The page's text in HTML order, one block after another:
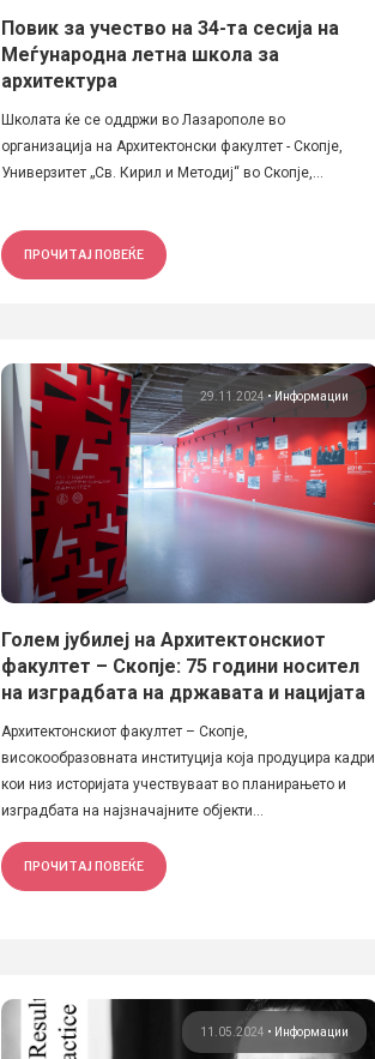
Повик за учество на 34-та сесија на
Меѓународна летна школа за
архитектура
Школата ќе се оддржи во Лазарополе во
организација на Архитектонски факултет - Скопје,
Универзитет „Св. Кирил и Методиј“ во Скопје,...
ПРОЧИТАЈ ПОВЕЌЕ
29.11.2024•Информации
Голем јубилеј на Архитектонскиот
факултет – Скопје: 75 години носител
на изградбата на државата и нацијата
Архитектонскиот факултет – Скопје,
високообразовната институција која продуцира кадри
кои низ историјата учествуваат во планирањето и
изградбата на најзначајните објекти...
ПРОЧИТАЈ ПОВЕЌЕ
11.05.2024 • Информации